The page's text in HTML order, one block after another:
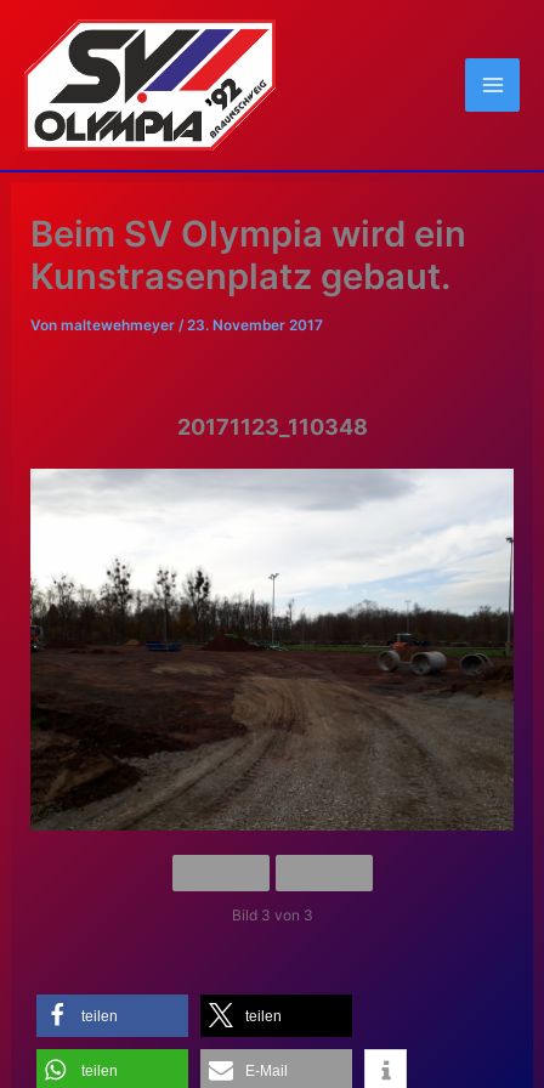
Inhalt
springen
Beim SV Olympia wird ein
Kunstrasenplatz gebaut.
Vonmaltewehmeyer /23. November 2017
20171123_110348
Bild 3 von 3
teilen teilen
teilen E-Mail